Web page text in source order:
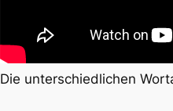
Die unterschiedlichen